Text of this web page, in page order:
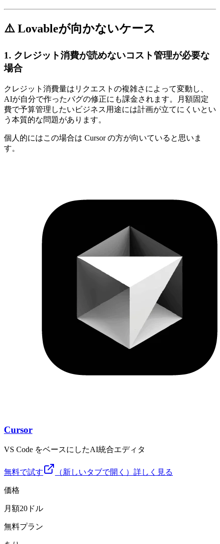
⚠️ Lovableが向かないケース
1. クレジット消費が読めないコスト管理が必要な
場合
クレジット消費量はリクエストの複雑さによって変動し、
AIが自分で作ったバグの修正にも課金されます。月額固定
費で予算管理したいビジネス用途には計画が立てにくいとい
う本質的な問題があります。
個人的にはこの場合は Cursor の方が向いていると思いま
す。
Cursor
VS Code をベースにしたAI統合エディタ
無料で試す （新しいタブで開く） 詳しく見る
価格
月額20ドル
無料プラン